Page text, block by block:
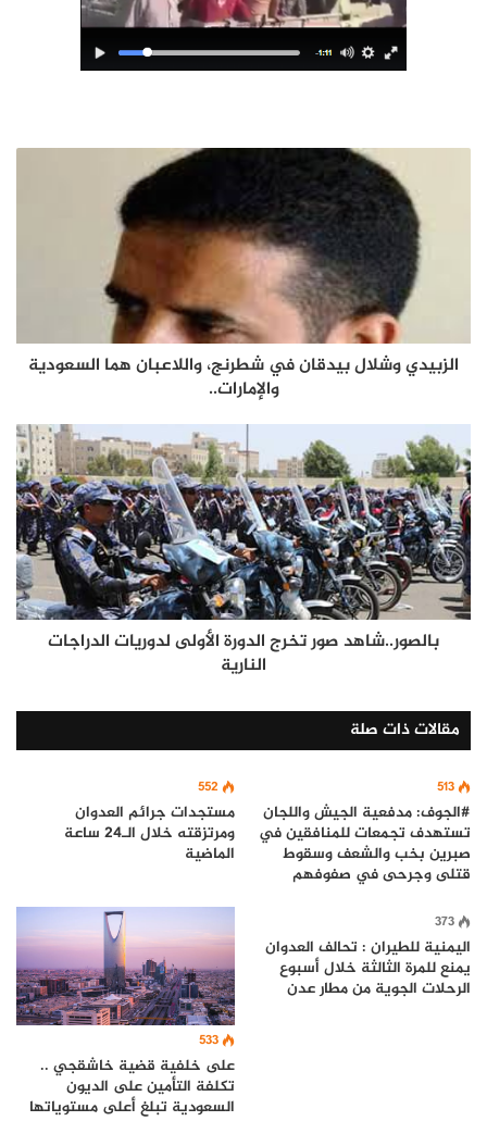
الزبيدي وشلال بيدقان في شطرنج، واللاعبان هما السعودية
والإمارات..
بالصور..شاهد صور تخرج الدورة الأولى لدوريات الدراجات
النارية
مقالات ذات صلة
513
#الجوف: مدفعية الجيش واللجان
تستهدف تجمعات للمنافقين في
صبرين بخب والشعف وسقوط
قتلى وجرحى في صفوفهم
552
مستجدات جرائم العدوان
ومرتزقته خلال الـ24 ساعة
الماضية
373
اليمنية للطيران : تحالف العدوان
يمنع للمرة الثالثة خلال أسبوع
الرحلات الجوية من مطار عدن
533
على خلفية قضية خاشقجي ..
تكلفة التأمين على الديون
السعودية تبلغ أعلى مستوياتها